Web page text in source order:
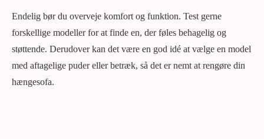
Endelig bør du overveje komfort og funktion. Test gerne
forskellige modeller for at finde en, der føles behagelig og
støttende. Derudover kan det være en god idé at vælge en model
med aftagelige puder eller betræk, så det er nemt at rengøre din
hængesofa.